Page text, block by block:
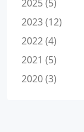
2025 (5)
2023 (12)
2022 (4)
2021 (5)
2020 (3)